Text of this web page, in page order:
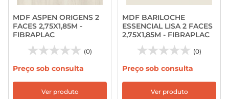
MDF ASPEN ORIGENS 2
FACES 2,75X1,85M -
FIBRAPLAC
(0)
Preço sob consulta
Ver produto
MDF BARILOCHE
ESSENCIAL LISA 2 FACES
2,75X1,85M - FIBRAPLAC
(0)
Preço sob consulta
Ver produto